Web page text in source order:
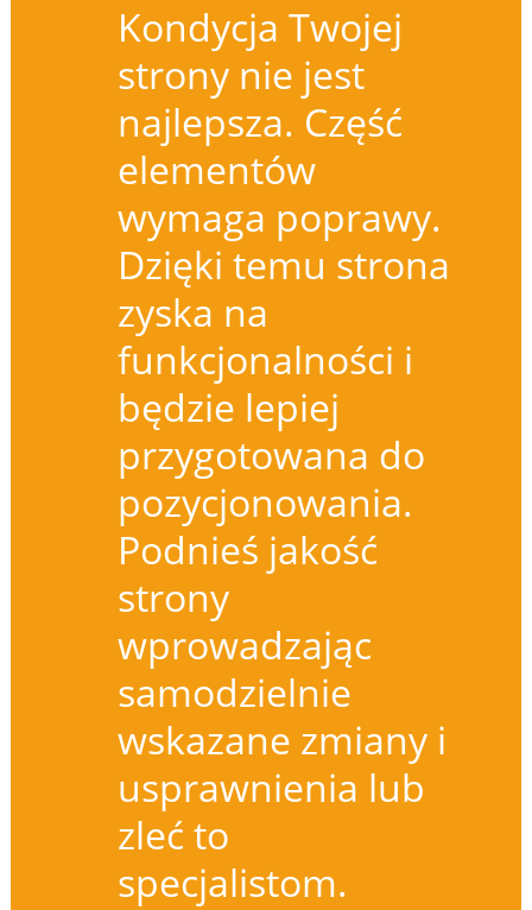
Kondycja Twojej
strony nie jest
najlepsza. Część
elementów
wymaga poprawy.
Dzięki temu strona
zyska na
funkcjonalności i
będzie lepiej
przygotowana do
pozycjonowania.
Podnieś jakość
strony
wprowadzając
samodzielnie
wskazane zmiany i
usprawnienia lub
zleć to
specjalistom.